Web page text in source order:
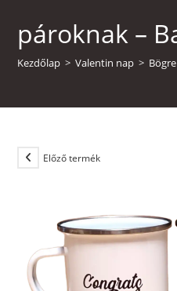
pároknak –
Kezdőlap > Valentin nap > Bögre
Előző termék